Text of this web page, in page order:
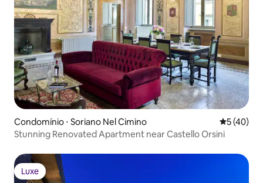
Condomínio ⋅ Soriano Nel Cimino 5 de uma
5 (40)
Stunning Renovated Apartment near Castello Orsini
Luxe
Luxe